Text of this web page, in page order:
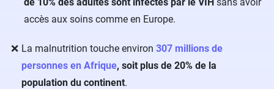
accès aux soins comme en Europe.
La malnutrition touche environ 307 millions de
personnes en Afrique, soit plus de 20% de la
population du continent.